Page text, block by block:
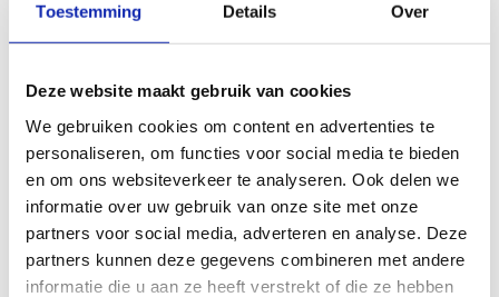
Toestemming Details Over
Deze website maakt gebruik van cookies
We gebruiken cookies om content en advertenties te
personaliseren, om functies voor social media te bieden
en om ons websiteverkeer te analyseren. Ook delen we
informatie over uw gebruik van onze site met onze
partners voor social media, adverteren en analyse. Deze
partners kunnen deze gegevens combineren met andere
informatie die u aan ze heeft verstrekt of die ze hebben
géographique et d'une meilleure présence dans les
résultats de recherche locaux des moteurs de
recherche.
Enregistrez votre nom de domaine